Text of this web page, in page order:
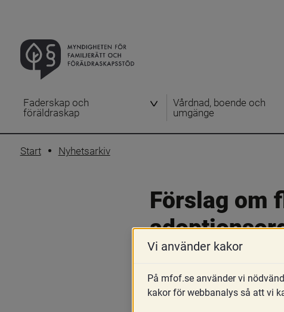
Faderskap och
föräldraskap
Vårdnad, boende och
umgänge
Start Nyhetsarkiv
Förslag om
Vi använder kakor
På mfof.se använder vi
kakor för webbanalys så att vi